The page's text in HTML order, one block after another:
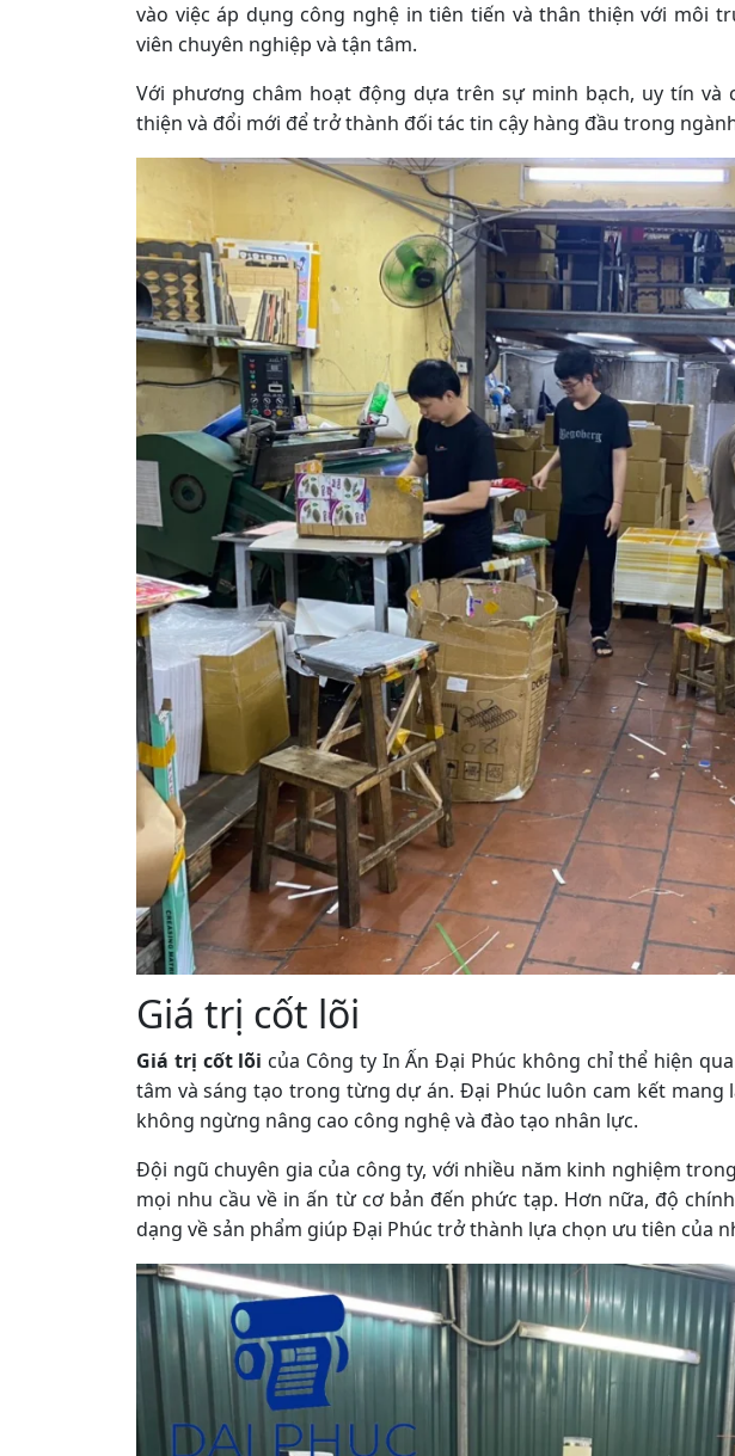
vào việc áp dụng công nghệ in tiên tiến và thân thiện với môi
viên chuyên nghiệp và tận tâm.
Với phương châm hoạt động dựa trên sự minh bạch, uy tín
thiện và đổi mới để trở thành đối tác tin cậy hàng đầu trong
Giá trị cốt lõi
Giá trị cốt lõi của Công ty In Ấn Đại Phúc không chỉ thể hiện
tâm và sáng tạo trong từng dự án. Đại Phúc luôn cam kết mang
không ngừng nâng cao công nghệ và đào tạo nhân lực.
Đội ngũ chuyên gia của công ty, với nhiều năm kinh nghiệm
mọi nhu cầu về in ấn từ cơ bản đến phức tạp. Hơn nữa, độ
dạng về sản phẩm giúp Đại Phúc trở thành lựa chọn ưu tiên của